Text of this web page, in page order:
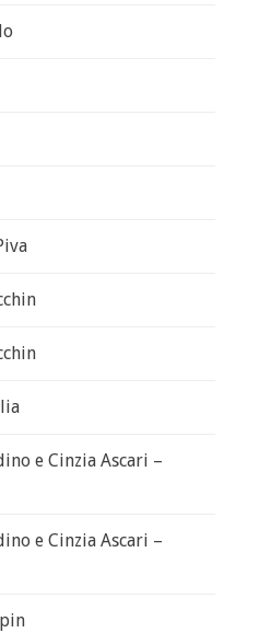
e Cinzia Ascari –
e Cinzia Ascari –